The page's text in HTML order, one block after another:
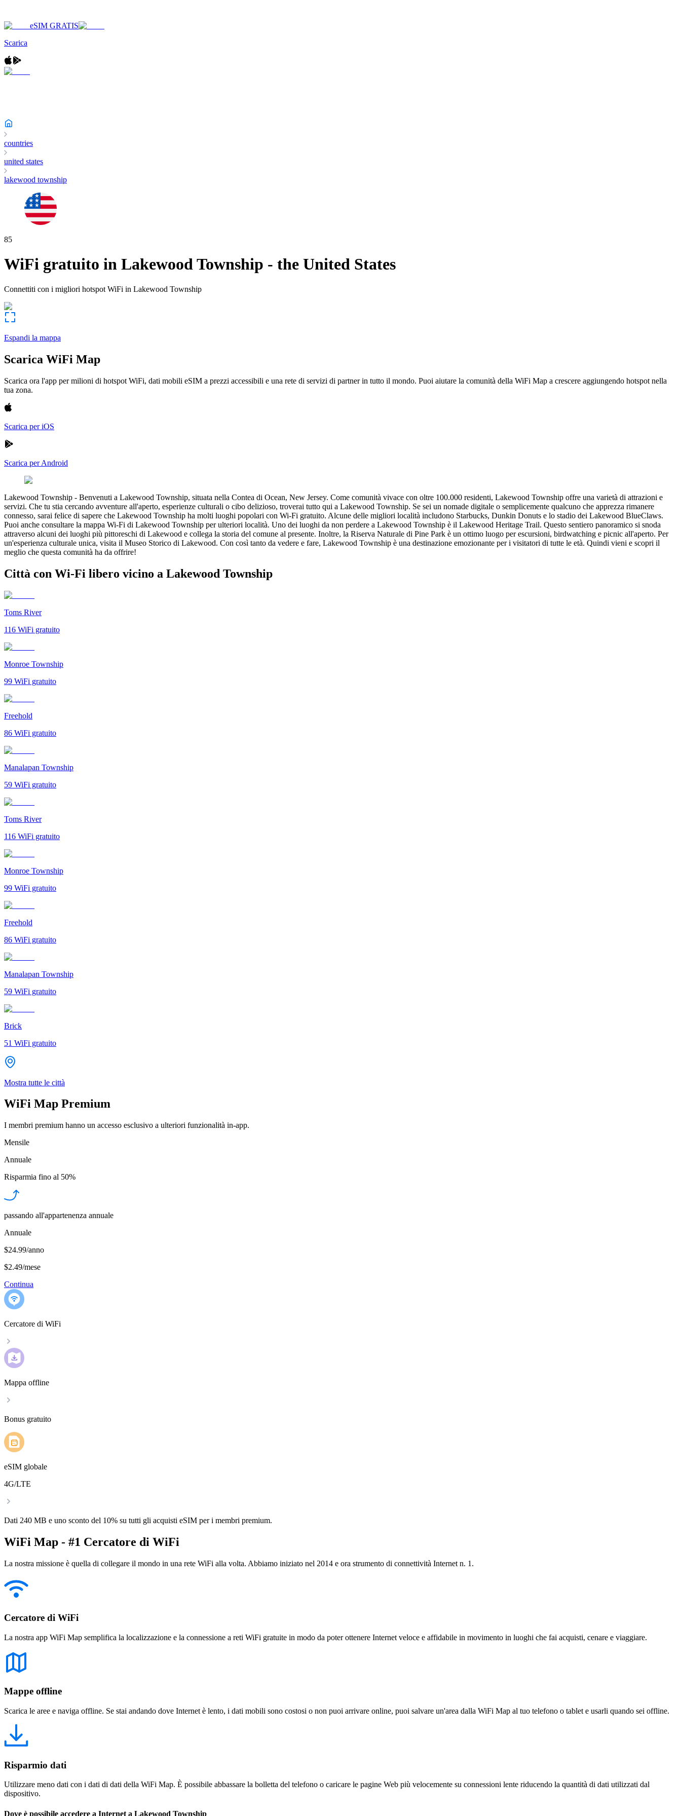
eSIM GRATIS
Scarica
countries
united states
lakewood township
85
WiFi gratuito in Lakewood Township - the United States
Connettiti con i migliori hotspot WiFi in Lakewood Township
Espandi la mappa
Scarica WiFi Map
Scarica ora l'app per milioni di hotspot WiFi, dati mobili eSIM a prezzi accessibili e una rete di servizi di partner in tutto il mondo. Puoi aiutare la comunità della WiFi Map a crescere aggiungendo hotspot nella
tua zona.
Scarica per iOS
Scarica per Android
Lakewood Township - Benvenuti a Lakewood Township, situata nella Contea di Ocean, New Jersey. Come comunità vivace con oltre 100.000 residenti, Lakewood Township offre una varietà di attrazioni e
servizi. Che tu stia cercando avventure all'aperto, esperienze culturali o cibo delizioso, troverai tutto qui a Lakewood Township. Se sei un nomade digitale o semplicemente qualcuno che apprezza rimanere
connesso, sarai felice di sapere che Lakewood Township ha molti luoghi popolari con Wi-Fi gratuito. Alcune delle migliori località includono Starbucks, Dunkin Donuts e lo stadio dei Lakewood BlueClaws.
Puoi anche consultare la mappa Wi-Fi di Lakewood Township per ulteriori località. Uno dei luoghi da non perdere a Lakewood Township è il Lakewood Heritage Trail. Questo sentiero panoramico si snoda
attraverso alcuni dei luoghi più pittoreschi di Lakewood e collega la storia del comune al presente. Inoltre, la Riserva Naturale di Pine Park è un ottimo luogo per escursioni, birdwatching e picnic all'aperto. Per
un'esperienza culturale unica, visita il Museo Storico di Lakewood. Con così tanto da vedere e fare, Lakewood Township è una destinazione emozionante per i visitatori di tutte le età. Quindi vieni e scopri il
meglio che questa comunità ha da offrire!
Città con Wi-Fi libero vicino a Lakewood Township
Toms River
116 WiFi gratuito
Monroe Township
99 WiFi gratuito
Freehold
86 WiFi gratuito
Manalapan Township
59 WiFi gratuito
Toms River
116 WiFi gratuito
Monroe Township
99 WiFi gratuito
Freehold
86 WiFi gratuito
Manalapan Township
59 WiFi gratuito
Brick
51 WiFi gratuito
Mostra tutte le città
WiFi Map Premium
I membri premium hanno un accesso esclusivo a ulteriori funzionalità in-app.
Mensile
Annuale
Risparmia fino al 50%
passando all'appartenenza annuale
Annuale
$24.99/anno
$2.49/mese
Continua
Cercatore di WiFi
Mappa offline
Bonus gratuito
eSIM globale
4G/LTE
Dati 240 MB e uno sconto del 10% su tutti gli acquisti eSIM per i membri premium.
WiFi Map - #1 Cercatore di WiFi
La nostra missione è quella di collegare il mondo in una rete WiFi alla volta. Abbiamo iniziato nel 2014 e ora strumento di connettività Internet n. 1.
Cercatore di WiFi
La nostra app WiFi Map semplifica la localizzazione e la connessione a reti WiFi gratuite in modo da poter ottenere Internet veloce e affidabile in movimento in luoghi che fai acquisti, cenare e viaggiare.
Mappe offline
Scarica le aree e naviga offline. Se stai andando dove Internet è lento, i dati mobili sono costosi o non puoi arrivare online, puoi salvare un'area dalla WiFi Map al tuo telefono o tablet e usarli quando sei offline.
Risparmio dati
Utilizzare meno dati con i dati di dati della WiFi Map. È possibile abbassare la bolletta del telefono o caricare le pagine Web più velocemente su connessioni lente riducendo la quantità di dati utilizzati dal
dispositivo.
Dove è possibile accedere a Internet a Lakewood Township